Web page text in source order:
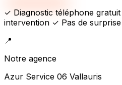
✓ Diagnostic téléphone
intervention ✓ Pas de surprise
📍
Notre agence
Azur Service 06 Vallauris